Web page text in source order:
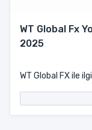
WT Global Fx
2025
WT Global FX ile